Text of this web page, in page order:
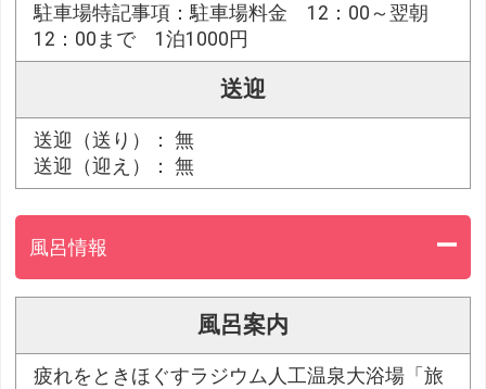
駐車場特記事項：駐車場料金 12：00～翌朝
12：00まで 1泊1000円
送迎
送迎（送り）： 無
送迎（迎え）： 無
風呂情報
風呂案内
疲れをときほぐすラジウム人工温泉大浴場「旅